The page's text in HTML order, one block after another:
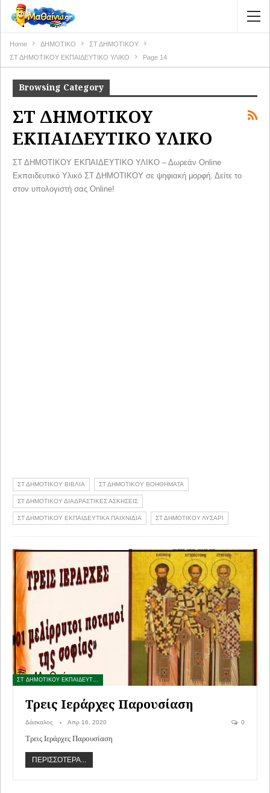
Home ΔΗΜΟΤΙΚΟ
ΣΤ ΔΗΜΟΤΙΚΟΥ
ΣΤ ΔΗΜΟΤΙΚΟΥ ΕΚΠΑΙΔΕΥΤΙΚΟ ΥΛΙΚΟ
Page 14
Browsing Category
ΣΤ ΔΗΜΟΤΙΚΟΥ
ΕΚΠΑΙΔΕΥΤΙΚΟ ΥΛΙΚΟ
ΣΤ ΔΗΜΟΤΙΚΟΥ ΕΚΠΑΙΔΕΥΤΙΚΟ ΥΛΙΚΟ – Δωρεάν Online
Εκπαιδευτικό Υλικό ΣΤ ΔΗΜΟΤΙΚΟΥ σε ψηφιακή μορφή. Δείτε το
στον υπολογιστή σας Online!
ΣΤ ΔΗΜΟΤΙΚΟΥ ΒΙΒΛΙΑ ΣΤ ΔΗΜΟΤΙΚΟΥ ΒΟΗΘΗΜΑΤΑ
ΣΤ ΔΗΜΟΤΙΚΟΥ ΔΙΑΔΡΑΣΤΙΚΕΣ ΑΣΚΗΣΕΙΣ
ΣΤ ΔΗΜΟΤΙΚΟΥ ΕΚΠΑΙΔΕΥΤΙΚΑ ΠΑΙΧΝΙΔΙΑ ΣΤ ΔΗΜΟΤΙΚΟΥ ΛΥΣΑΡΙ
ΣΤ ΔΗΜΟΤΙΚΟΥ ΕΚΠΑΙΔΕΥΤΙΚΟ ΥΛΙΚΟ
Τρεις Ιεράρχες Παρουσίαση
Δάσκαλος Απρ 16, 2020 0
Τρεις Ιεράρχες Παρουσίαση
ΠΕΡΙΣΣΌΤΕΡΑ...